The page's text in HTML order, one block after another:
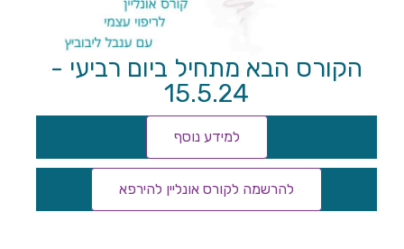
הקורס הבא מתחיל ביום רביעי -
15.5.24
למידע נוסף
להרשמה לקורס אונליין להירפא